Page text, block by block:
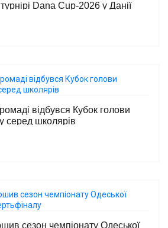
Dana Cup-2026 у Данії
відбувся Кубок голови
серед школярів
сезон чемпіонату Одеської